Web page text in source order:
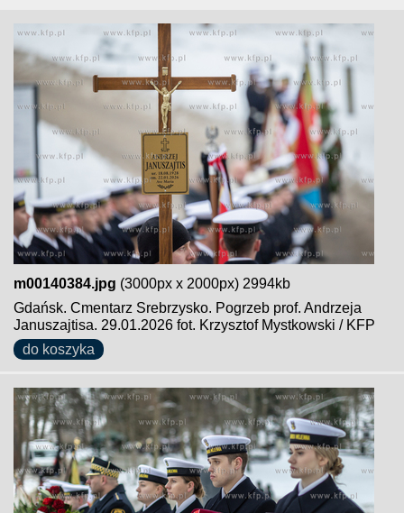
m00140384.jpg (3000px x 2000px) 2994kb
Gdańsk. Cmentarz Srebrzysko. Pogrzeb prof. Andrzeja
Januszajtisa. 29.01.2026 fot. Krzysztof Mystkowski / KFP
do koszyka